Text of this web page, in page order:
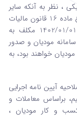
، نظر به آنکه سایر
اشخاص حقوقی به جز اشخاص حقوقی موضوع ماده 16 قانون مالیات
برارزش افزوده مصوب سال 1400 از تاریخ 1402/01/01 مکلف به
مودیان و صدور
خواهند بود، به
آیین نامه اجرایی
براساس معاملات و
و کار مودیان ،